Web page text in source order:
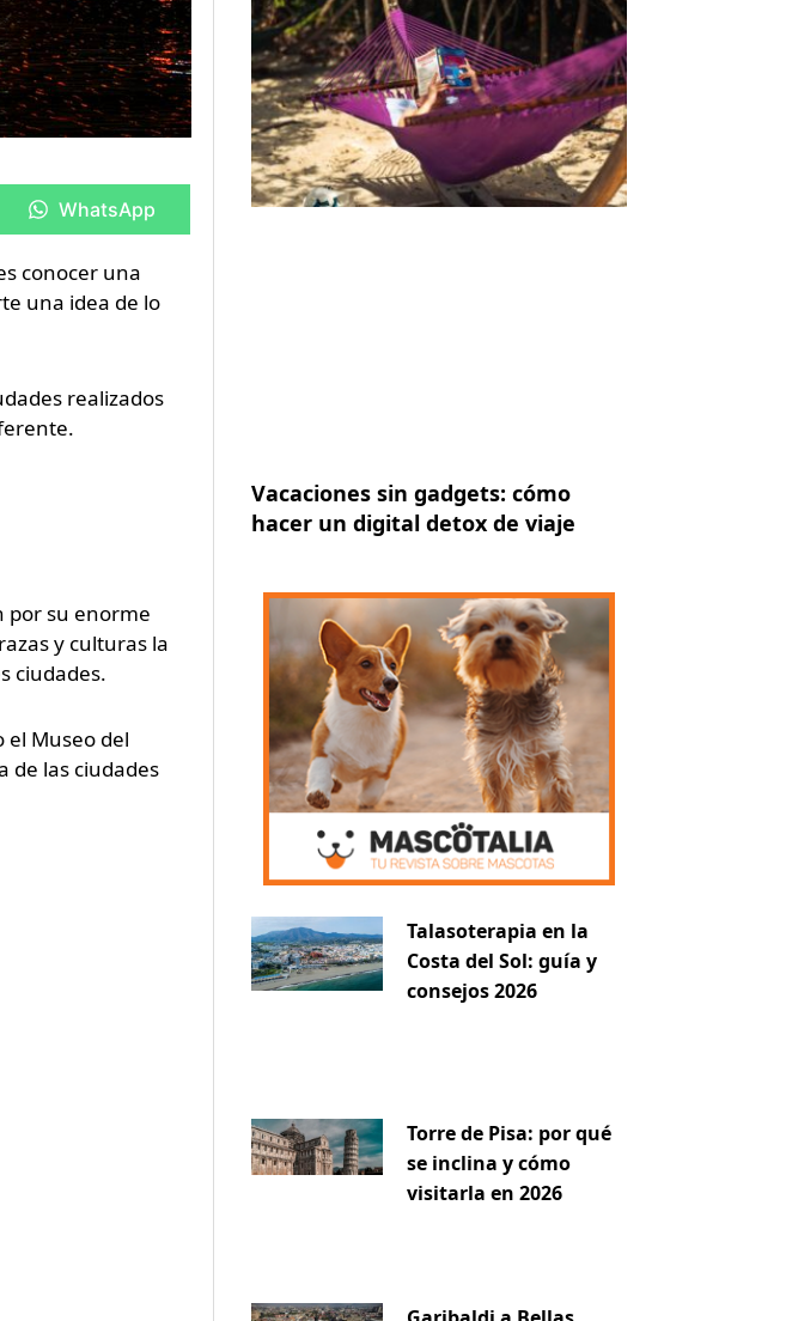
en
WhatsApp
conocer una
una idea de lo
realizados
por su enorme
y culturas la
ciudades.
el Museo del
de las ciudades
en
Vacaciones sin gadgets: cómo
hacer un digital detox de viaje
Talasoterapia en la
Costa del Sol: guía y
consejos 2026
Torre de Pisa: por qué
se inclina y cómo
visitarla en 2026